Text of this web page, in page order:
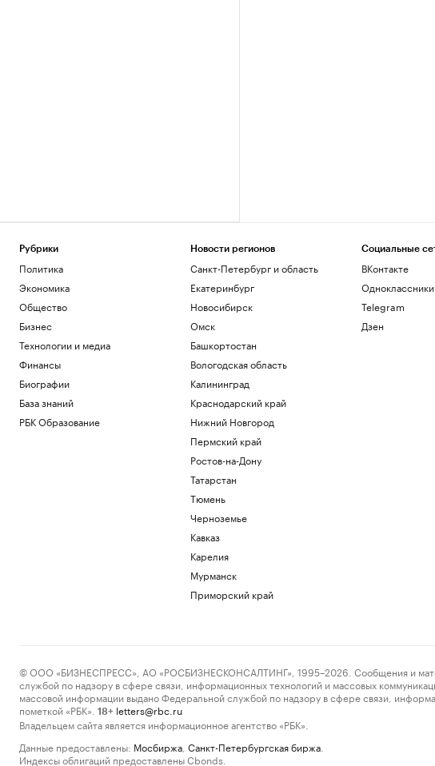
Рубрики
Политика
Экономика
Общество
Бизнес
Технологии и медиа
Финансы
Биографии
База знаний
РБК Образование
Новости регионов
Санкт-Петербург и область
Екатеринбург
Новосибирск
Омск
Башкортостан
Вологодская область
Калининград
Краснодарский край
Нижний Новгород
Пермский край
Ростов-на-Дону
Татарстан
Тюмень
Черноземье
Кавказ
Карелия
Мурманск
Приморский край
Социальные
ВКонтакте
Одноклассники
Telegram
Дзен
© ООО «БИЗНЕСПРЕСС», АО «РОСБИЗНЕСКОНСАЛТИНГ», 1995–2026. Сообщения и
службой по надзору в сфере связи, информационных технологий и массовых
массовой информации выдано Федеральной службой по надзору в сфере связи,
пометкой «РБК».
18+ letters@rbc.ru
Владельцем сайта является информационное агентство «РБК».
Данные предоставлены: Мосбиржа Санкт-Петербургская биржа
Индексы облигаций предоставлены Cbonds.